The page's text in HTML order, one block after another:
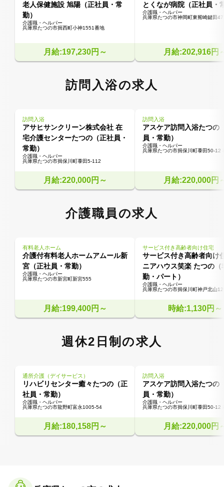
老人保健施設 旭陽（正社員・常
勤）
介護職・ヘルパー
兵庫県たつの市揖西町小神1551番地
月給:197,230円～
とくなが病院（正社員・
介護職・ヘルパー
兵庫県たつの市神岡町東觜崎鍵田
月給:202,916円
訪問入浴の求人
訪問入浴
アサヒサンクリーン株式会社 在
宅介護センターたつの（正社員・
常勤）
介護職・ヘルパー
兵庫県たつの市揖保川町黍田5‐112
月給:220,000円～
訪問入浴
アスケア訪問入浴たつの
員・常勤）
介護職・ヘルパー
兵庫県たつの市揖保川町黍田50-12
月給:220,000円
介護職員の求人
有料老人ホーム
介護付有料老人ホームアムール新
宮（正社員・常勤）
介護職・ヘルパー
兵庫県たつの市新宮町新宮555
月給:199,400円～
サービス付き高齢者向け住宅
サービス付き高齢者向け
ニアハウス笑楽 たつの（
勤・パート）
介護職・ヘルパー
兵庫県たつの市揖保川町神戸北山
時給:1,130円～
週休2日制の求人
通所介護（デイサービス）
リハビリセンター癒々たつの（正
社員・常勤）
介護職・ヘルパー
兵庫県たつの市龍野町富永1005-54
月給:180,158円～
訪問入浴
アスケア訪問入浴たつの
員・常勤）
介護職・ヘルパー
兵庫県たつの市揖保川町黍田50-12
月給:220,000円